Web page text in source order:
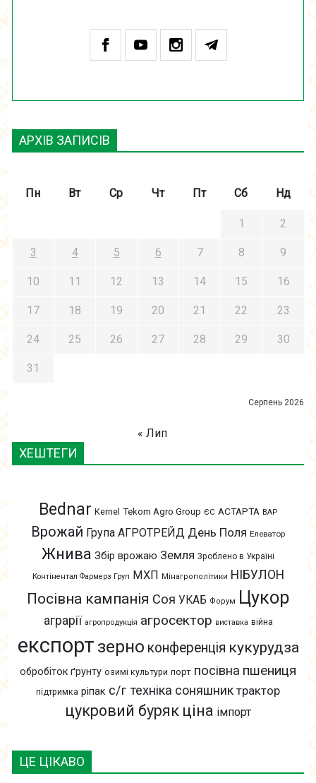
ЦЕ ЦІКАВО
АРХІВ ЗАПИСІВ
Серпень 2026
Пн Вт Ср Чт Пт Сб Нд
1 2
3 4 5 6 7 8 9
10 11 12 13 14 15 16
17 18 19 20 21 22 23
24 25 26 27 28 29 30
31
« Лип
ХЕШТЕГИ
Bednar Kernel Tekom Agro Group ЄС АСТАРТА ВАР
Врожай Група АГРОТРЕЙД День Поля Елеватор
Жнива Збір врожаю Земля Зроблено в Україні
Контінентал Фармерз Груп МХП Мінагрополітики НІБУЛОН
Посівна кампанія Соя УКАБ Форум Цукор
аграрії агропродукція агросектор виставка війна
експорт зерно конференція кукурудза
обробіток ґрунту озимі культури порт посівна пшениця
підтримка ріпак с/г техніка соняшник трактор
цукровий буряк ціна імпорт